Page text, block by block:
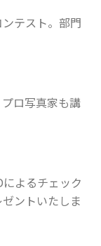
テスト。部門
ロ写真家も講
よるチェック
ントいたしま